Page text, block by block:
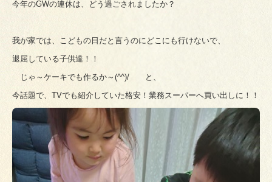
今年のGWの連休は、どう過ごされましたか？
我が家では、こどもの日だと言うのにどこにも行けないで、
退屈している子供達！！
じゃ～ケーキでも作るか～(^^)/ と、
今話題で、TVでも紹介していた格安！業務スーパーへ買い出しに！！